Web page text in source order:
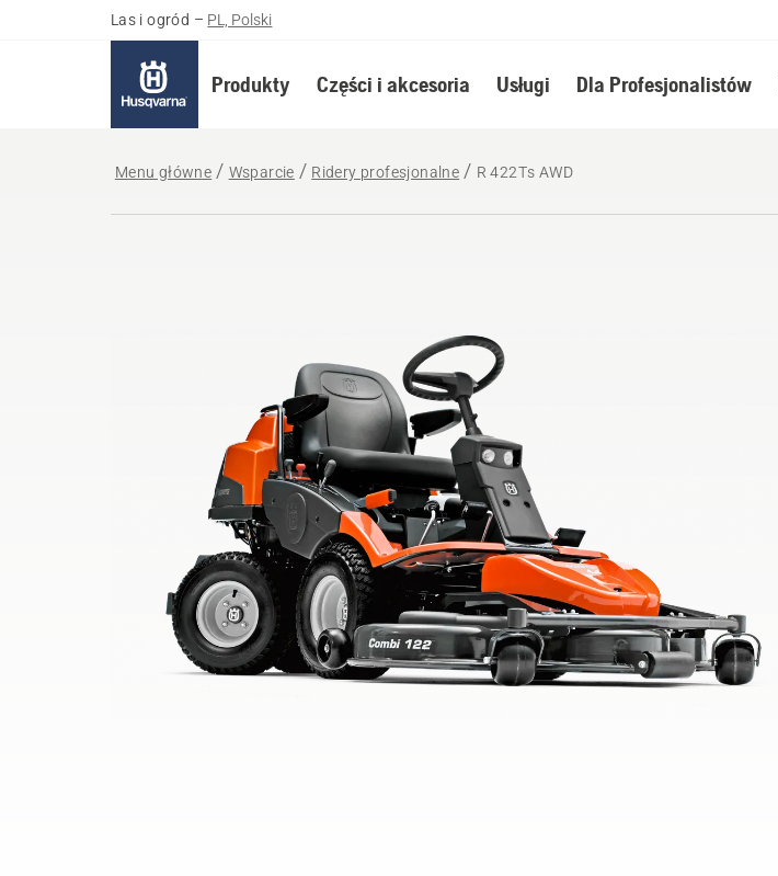
Las i ogród – PL, Polski
Produkty Części i akcesoria Usługi Dla Profesjonalistów
Menu główne Wsparcie Ridery profesjonalne R 422Ts AWD